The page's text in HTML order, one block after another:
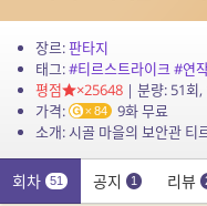
장르:판타지
태그:#티르스트라이크#연
평점
×25648| 분량: 51회,
가격:
84
9화 무료
회차 51 공지 1 리뷰